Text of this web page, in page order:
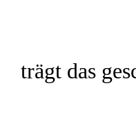
trägt das